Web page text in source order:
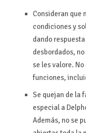
Consideran que
condiciones y
dando
desbordados,
se les valore.
funciones,
Se quejan de la
especial a
Además, no se